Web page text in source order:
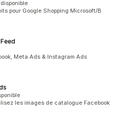
pour Google Shopping Microsoft/B
Meta Ads & Instagram Ads
les images de catalogue Facebook